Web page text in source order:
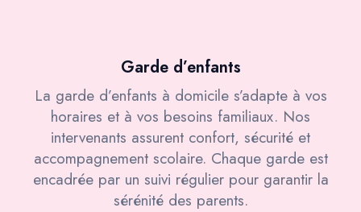
Garde d’enfants
La garde d’enfants à domicile s’adapte à vos
horaires et à vos besoins familiaux. Nos
intervenants assurent confort, sécurité et
accompagnement scolaire. Chaque garde est
encadrée par un suivi régulier pour garantir la
sérénité des parents.